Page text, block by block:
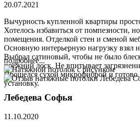
20.07.2021
Вычурность купленной квартиры просто
Хотелось избавиться от помпезности,
помещения. Отделкой стен и сменой
Основную интерьерную нагрузку взял
Выбрал сатиновый, чтобы не было
прежний лоск. Не впитывает
Прошелся сухой микрофиброй и
установку.
подробнее...
Лебедева Софья
11.10.2020